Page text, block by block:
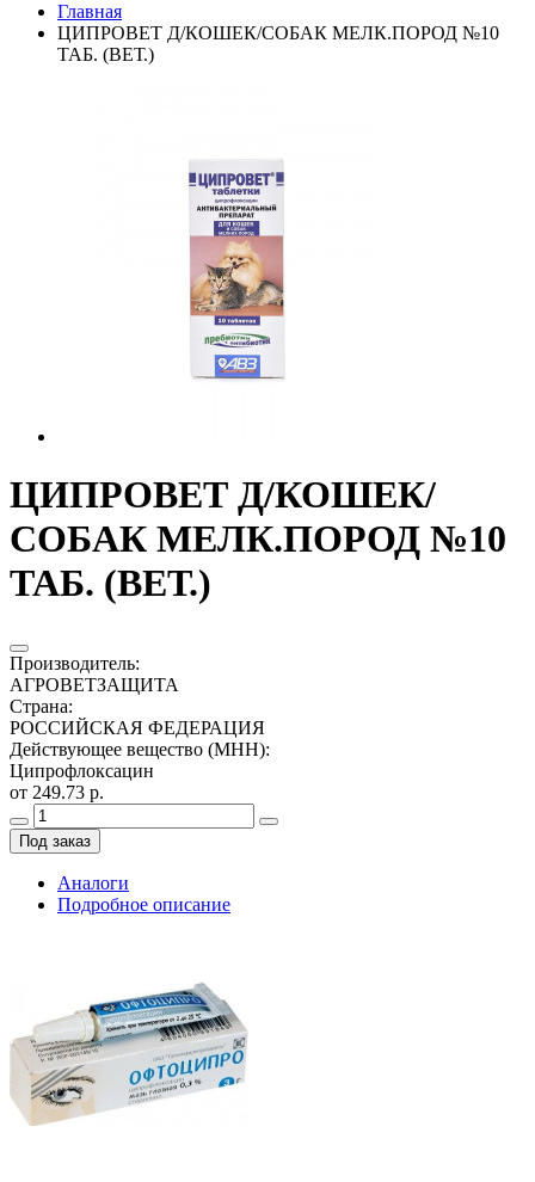
Главная
ЦИПРОВЕТ Д/КОШЕК/СОБАК МЕЛК.ПОРОД №10
ТАБ. (ВЕТ.)
ЦИПРОВЕТ Д/КОШЕК/
СОБАК МЕЛК.ПОРОД №10
ТАБ. (ВЕТ.)
Производитель:
АГРОВЕТЗАЩИТА
Страна:
РОССИЙСКАЯ ФЕДЕРАЦИЯ
Действующее вещество (МНН):
Ципрофлоксацин
от 249.73 р.
Под заказ
Аналоги
Подробное описание